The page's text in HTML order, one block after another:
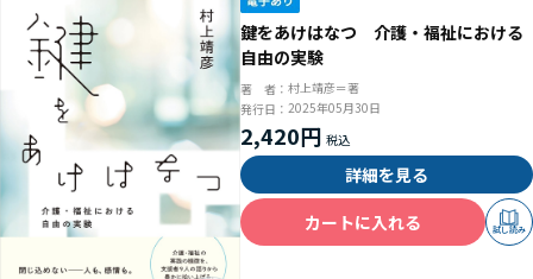
鍵をあけはなつ 介護・福祉における
自由の実験
著 者： 村上靖彦＝著
発行日： 2025年05月30日
2,420円
詳細を見る
カートに入れる
試し読み